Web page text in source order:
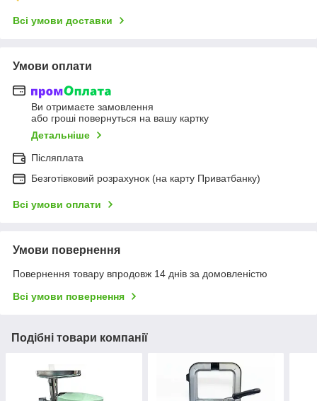
Всі умови доставки
Умови оплати
Ви отримаєте замовлення
або гроші повернуться на вашу картку
Детальніше
Післяплата
Безготівковий розрахунок (на карту Приватбанку)
Всі умови оплати
Умови повернення
Повернення товару впродовж 14 днів за домовленістю
Всі умови повернення
Подібні товари компанії